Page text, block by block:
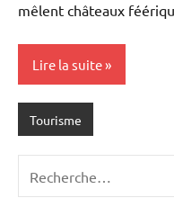
mêlent châteaux
Lire la suite
Tourisme
pour